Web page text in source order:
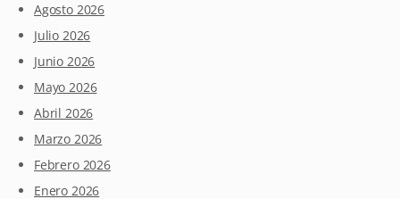
Agosto 2026
Julio 2026
Junio 2026
Mayo 2026
Abril 2026
Marzo 2026
Febrero 2026
Enero 2026